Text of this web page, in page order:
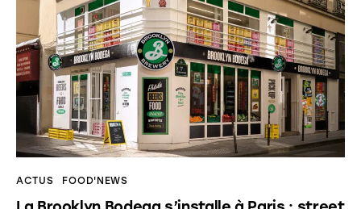
ACTUS FOOD'NEWS